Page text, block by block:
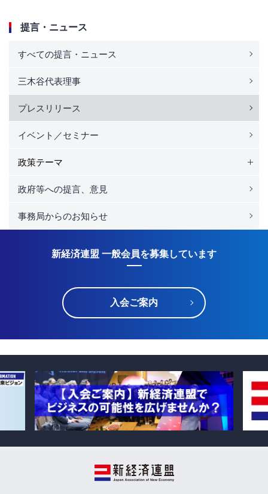
提言・ニュース
すべての提言・ニュース
三木谷代表理事
プレスリリース
イベント／セミナー
政策テーマ
政府等への提言、意見
事務局からのお知らせ
新経済連盟 一般会員を募集しています
入会ご案内